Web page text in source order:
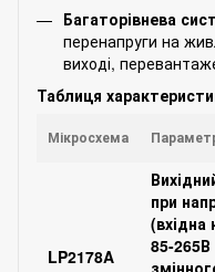
Багаторівнева
перенапруги на
виході,
Таблиця
Мікросхема
LP2178A
при
(вхідна
85-265В